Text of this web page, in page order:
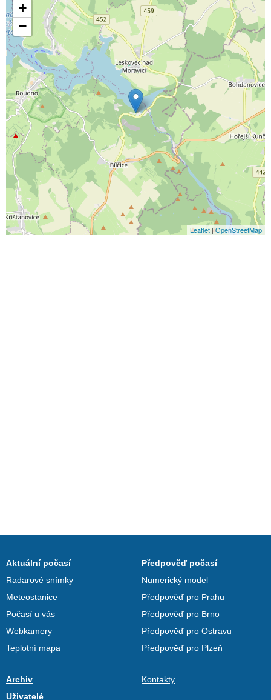
+
−
Leaflet |OpenStreetMap
Aktuální počasí
Radarové snímky
Meteostanice
Počasí u vás
Webkamery
Teplotní mapa
Předpověď počasí
Numerický model
Předpověď pro Prahu
Předpověď pro Brno
Předpověď pro Ostravu
Předpověď pro Plzeň
Archiv
Uživatelé
Kontakty